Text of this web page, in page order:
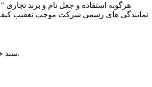
هرگونه استفاده و جعل نام و برند تجاری
نمایندگی های رسمی شرکت موجب تعقیب
سبد خرید شما خالی است.